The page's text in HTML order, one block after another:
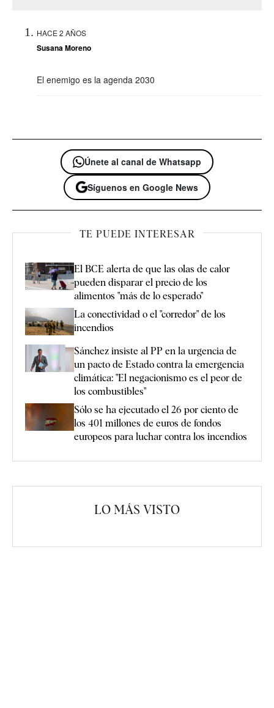
HACE 2 AÑOS
Susana Moreno
El enemigo es la agenda 2030
Únete al canal de Whatsapp
Síguenos en Google News
TE PUEDE INTERESAR
El BCE alerta de que las olas de calor
pueden disparar el precio de los
alimentos "más de lo esperado"
La conectividad o el "corredor" de los
incendios
Sánchez insiste al PP en la urgencia de
un pacto de Estado contra la emergencia
climática: "El negacionismo es el peor de
los combustibles"
Sólo se ha ejecutado el 26 por ciento de
los 401 millones de euros de fondos
europeos para luchar contra los incendios
LO MÁS VISTO